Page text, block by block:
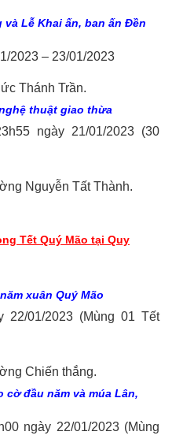
Lễ Khai ấn, ban ấn Đền
2023 – 23/01/2023
Thánh Trần.
thuật giao thừa
ngày 21/01/2023 (30
Nguyễn Tất Thành.
Tết Quý Mão tại Quy
xuân Quý Mão
01/2023 (Mùng 01 Tết
Chiến thắng.
cờ đầu năm và múa Lân,
ngày 22/01/2023 (Mùng